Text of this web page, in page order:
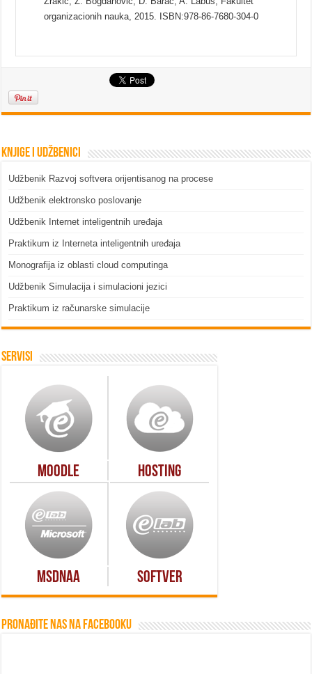
organizacionih nauka, 2015. ISBN:978-86-7680-304-0
Knjige i udžbenici
Udžbenik Razvoj softvera orijentisanog na procese
Udžbenik elektronsko poslovanje
Udžbenik Internet inteligentnih uređaja
Praktikum iz Interneta inteligentnih uređaja
Monografija iz oblasti cloud computinga
Udžbenik Simulacija i simulacioni jezici
Praktikum iz računarske simulacije
Servisi
Moodle Hosting
MSDNAA Softver
Pronađite nas na Facebooku